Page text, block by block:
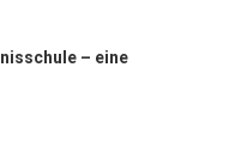
– eine